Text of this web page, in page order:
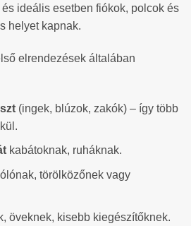
ideális esetben fiókok, polcok és
helyet kapnak.
elrendezések általában
(ingek, blúzok, zakók) – így több
kabátoknak, ruháknak.
törölközőnek vagy
öveknek, kisebb kiegészítőknek.